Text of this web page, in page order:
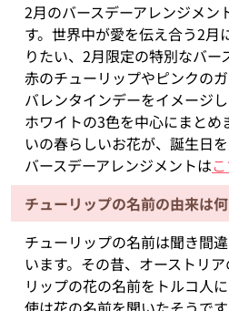
2月のバースデーアレンジメン
す。世界中が愛を伝え合う2月
りたい、2月限定の特別なバー
赤のチューリップやピンクの
バレンタインデーをイメージ
ホワイトの3色を中心にまと
いの春らしいお花が、誕生日
バースデーアレンジメントは
チューリップの名前の由来は
チューリップの名前は聞き間
います。その昔、オーストリ
リップの花の名前をトルコ人